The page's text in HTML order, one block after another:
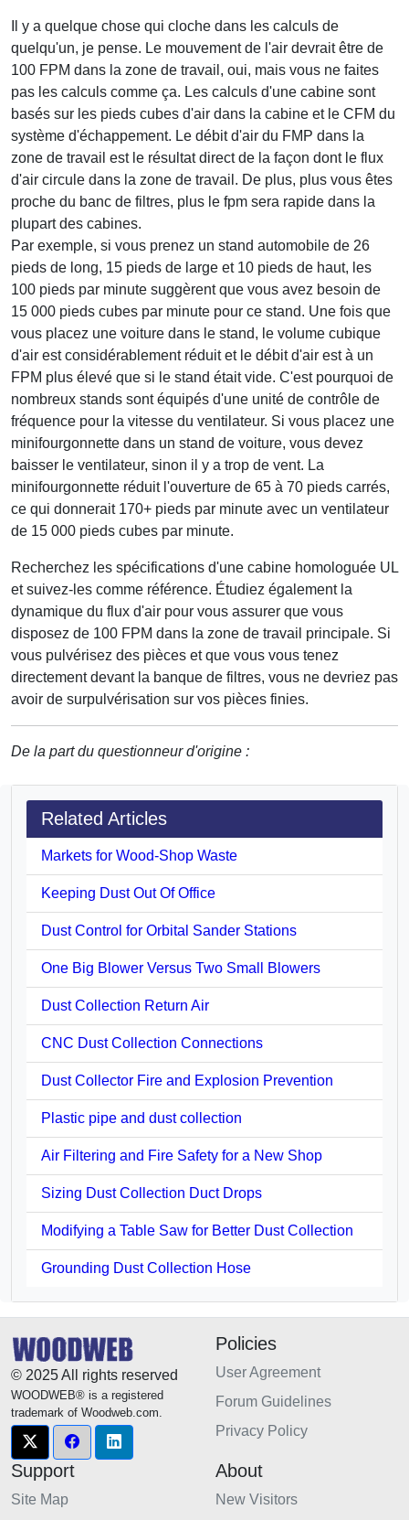
Il y a quelque chose qui cloche dans les calculs de
quelqu'un, je pense. Le mouvement de l'air devrait être de
100 FPM dans la zone de travail, oui, mais vous ne faites
pas les calculs comme ça. Les calculs d'une cabine sont
basés sur les pieds cubes d'air dans la cabine et le CFM du
système d'échappement. Le débit d'air du FMP dans la
zone de travail est le résultat direct de la façon dont le flux
d'air circule dans la zone de travail. De plus, plus vous êtes
proche du banc de filtres, plus le fpm sera rapide dans la
plupart des cabines.
Par exemple, si vous prenez un stand automobile de 26
pieds de long, 15 pieds de large et 10 pieds de haut, les
100 pieds par minute suggèrent que vous avez besoin de
15 000 pieds cubes par minute pour ce stand. Une fois que
vous placez une voiture dans le stand, le volume cubique
d'air est considérablement réduit et le débit d'air est à un
FPM plus élevé que si le stand était vide. C'est pourquoi de
nombreux stands sont équipés d'une unité de contrôle de
fréquence pour la vitesse du ventilateur. Si vous placez une
minifourgonnette dans un stand de voiture, vous devez
baisser le ventilateur, sinon il y a trop de vent. La
minifourgonnette réduit l'ouverture de 65 à 70 pieds carrés,
ce qui donnerait 170+ pieds par minute avec un ventilateur
de 15 000 pieds cubes par minute.
Recherchez les spécifications d'une cabine homologuée UL
et suivez-les comme référence. Étudiez également la
dynamique du flux d'air pour vous assurer que vous
disposez de 100 FPM dans la zone de travail principale. Si
vous pulvérisez des pièces et que vous vous tenez
directement devant la banque de filtres, vous ne devriez pas
avoir de surpulvérisation sur vos pièces finies.
De la part du questionneur d'origine :
Related Articles
Markets for Wood-Shop Waste
Keeping Dust Out Of Office
Dust Control for Orbital Sander Stations
One Big Blower Versus Two Small Blowers
Dust Collection Return Air
CNC Dust Collection Connections
Dust Collector Fire and Explosion Prevention
Plastic pipe and dust collection
Air Filtering and Fire Safety for a New Shop
Sizing Dust Collection Duct Drops
Modifying a Table Saw for Better Dust Collection
Grounding Dust Collection Hose
© 2025 All rights reserved
WOODWEB® is a registered
trademark of Woodweb.com.
Policies
User Agreement
Forum Guidelines
Privacy Policy
Support
Site Map
About
New Visitors